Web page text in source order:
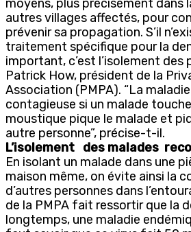
moyens, plus précisément dans
autres villages affectés, pour
prévenir sa propagation. S’il
traitement spécifique pour la
important, c’est l’isolement des
Patrick How, président de la
Association (PMPA). “La maladie
contagieuse si un malade
moustique pique le malade et
autre personne”, précise-t-il.
L’isolement des malades
En isolant un malade dans une
maison même, on évite ainsi la
d’autres personnes dans
de la PMPA fait ressortir que la
longtemps, une maladie